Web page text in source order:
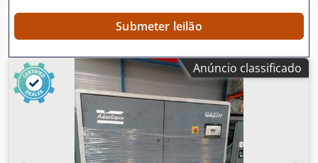
Submeter leilão
Anúncio classificado